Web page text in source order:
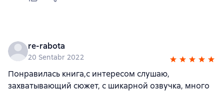
re-rabota
20 Sentabr 2022
Понравилась книга,с интересом слушаю,
захватывающий сюжет, с шикарной озвучка, много